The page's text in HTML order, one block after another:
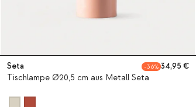
Seta 36
34,95
Tischlampe Ø20,5 cm aus Metall Seta